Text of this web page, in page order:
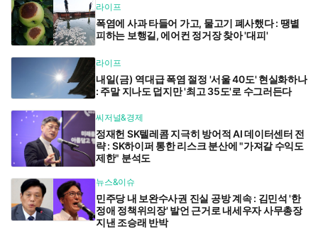
라이프
폭염에 사과 타들어 가고, 물고기 폐사했다 : 땡볕
피하는 보행길, 에어컨 정거장 찾아 '대피'
라이프
내일(금) 역대급 폭염 절정 '서울 40도' 현실화하나
: 주말 지나도 덥지만 '최고 35도'로 수그러든다
씨저널&경제
정재헌 SK텔레콤 지극히 방어적 AI 데이터센터 전
략 : SK하이퍼 통한 리스크 분산에 "가져갈 수익도
제한" 분석도
뉴스&이슈
민주당 내 보완수사권 진실 공방 계속 : 김민석 '한
정애 정책위의장' 발언 근거로 내세우자 사무총장
지낸 조승래 반박